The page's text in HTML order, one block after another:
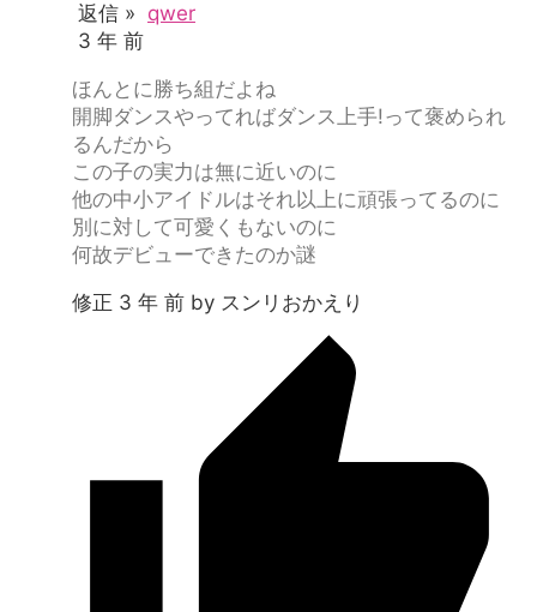
返信 » qwer
3 年 前
ほんとに勝ち組だよね
開脚ダンスやってればダンス上手!って褒められ
るんだから
この子の実力は無に近いのに
他の中小アイドルはそれ以上に頑張ってるのに
別に対して可愛くもないのに
何故デビューできたのか謎
修正 3 年 前 by スンリおかえり